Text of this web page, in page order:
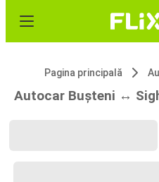
Pagina principală
Autocar Bușteni ↔